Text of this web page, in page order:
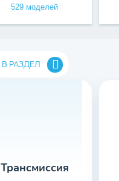
529 моделей
В РАЗДЕЛ
Трансмиссия